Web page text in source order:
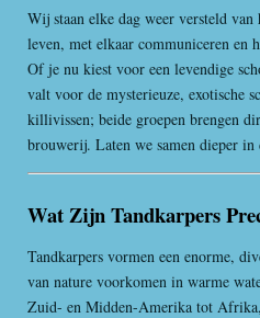
Wij staan elke dag weer versteld van
leven, met elkaar communiceren en
Of je nu kiest voor een levendige
valt voor de mysterieuze, exotische
killivissen; beide groepen brengen
brouwerij. Laten we samen dieper
Wat Zijn Tandkarpers
Tandkarpers vormen een enorme,
van nature voorkomen in warme
Zuid- en Midden-Amerika tot